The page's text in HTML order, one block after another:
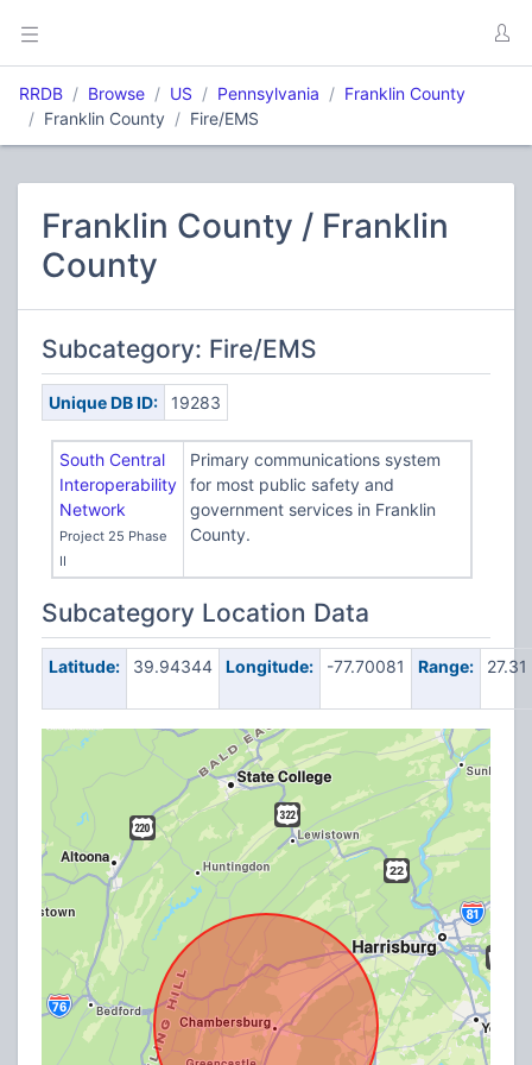
RRDB Browse US Pennsylvania
Franklin County
Franklin County
Fire/EMS
Franklin County / Franklin
County
Subcategory: Fire/EMS
Unique DB ID: 19283
South Central
Interoperability
Network
Project 25 Phase
II
Primary communications system
for most public safety and
government services in Franklin
County.
Subcategory Location Data
Latitude: 39.94344 Longitude: -77.70081 Range: 27.31